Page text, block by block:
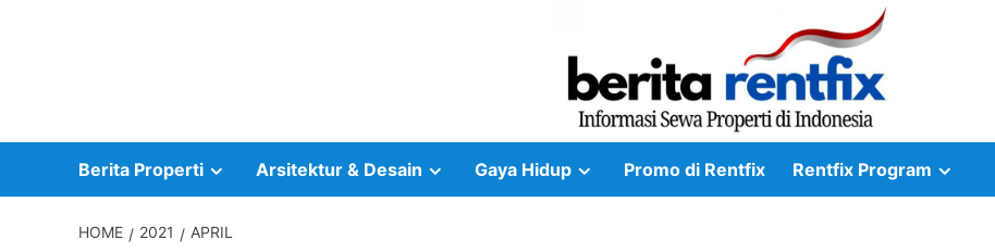
Berita Properti Arsitektur & Desain Gaya Hidup Promo di Rentfix Rentfix Program
HOME 2021 APRIL